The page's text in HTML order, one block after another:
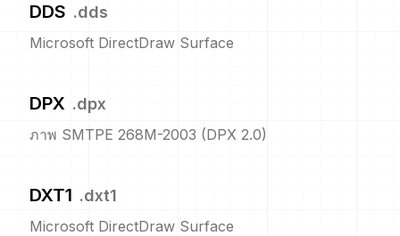
DDS .dds
Microsoft DirectDraw Surface
DPX .dpx
ภาพ SMTPE 268M-2003 (DPX 2.0)
DXT1 .dxt1
Microsoft DirectDraw Surface